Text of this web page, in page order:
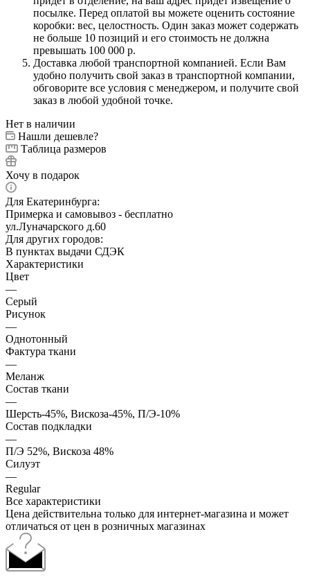
посылке. Перед оплатой вы можете оценить состояние
коробки: вес, целостность. Один заказ может содержать
не больше 10 позиций и его стоимость не должна
превышать 100 000 р.
Доставка любой транспортной компанией. Если Вам
удобно получить свой заказ в транспортной компании,
обговорите все условия с менеджером, и получите свой
заказ в любой удобной точке.
Нет в наличии
Нашли дешевле?
Таблица размеров
Хочу в подарок
Для Екатеринбурга:
Примерка и самовывоз - бесплатно
ул.Луначарского д.60
Для других городов:
В пунктах выдачи СДЭК
Характеристики
Цвет
—
Серый
Рисунок
—
Однотонный
Фактура ткани
—
Меланж
Состав ткани
—
Шерсть-45%, Вискоза-45%, П/Э-10%
Состав подкладки
—
П/Э 52%, Вискоза 48%
Силуэт
—
Regular
Все характеристики
Цена действительна только для интернет-магазина и может
отличаться от цен в розничных магазинах